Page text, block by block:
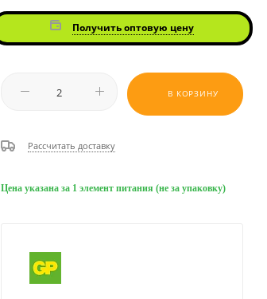
Получить оптовую цену
В КОРЗИНУ
Рассчитать доставку
Цена указана за 1 элемент питания (не за упаковку)